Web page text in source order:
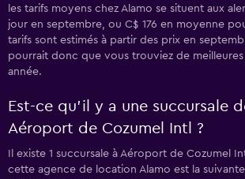
les tarifs moyens chez Alamo se situent aux
jour en septembre, ou C$ 176 en moyenne
tarifs sont estimés à partir des prix en
pourrait donc que vous trouviez de
année.
Est-ce qu’il y a une succursale
Aéroport de Cozumel Intl ?
Il existe 1 succursale à Aéroport de Cozumel
cette agence de location Alamo est la